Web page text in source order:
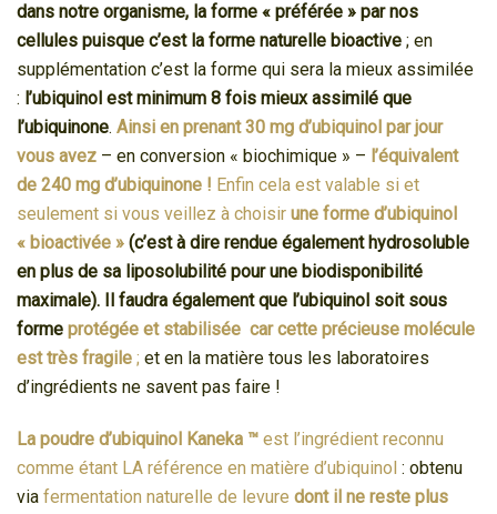
dans notre organisme, la forme « préférée » par nos
cellules puisque c’est la forme naturelle bioactive ; en
supplémentation c’est la forme qui sera la mieux assimilée
: l’ubiquinol est minimum 8 fois mieux assimilé que
l’ubiquinone. Ainsi en prenant 30 mg d’ubiquinol par jour
vous avez – en conversion « biochimique » – l’équivalent
de 240 mg d’ubiquinone ! Enfin cela est valable si et
seulement si vous veillez à choisir une forme d’ubiquinol
« bioactivée » (c’est à dire rendue également hydrosoluble
en plus de sa liposolubilité pour une biodisponibilité
maximale). Il faudra également que l’ubiquinol soit sous
forme protégée et stabilisée car cette précieuse molécule
est très fragile ; et en la matière tous les laboratoires
d’ingrédients ne savent pas faire !
La poudre d’ubiquinol Kaneka ™ est l’ingrédient reconnu
comme étant LA référence en matière d’ubiquinol : obtenu
via fermentation naturelle de levure dont il ne reste plus